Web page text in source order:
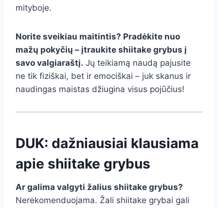
mityboje.
Norite sveikiau maitintis? Pradėkite nuo
mažų pokyčių – įtraukite shiitake grybus į
savo valgiaraštį. Jų teikiamą naudą pajusite
ne tik fiziškai, bet ir emociškai – juk skanus ir
naudingas maistas džiugina visus pojūčius!
DUK: dažniausiai klausiama
apie shiitake grybus
Ar galima valgyti žalius shiitake grybus?
Nerekomenduojama. Žali shiitake grybai gali